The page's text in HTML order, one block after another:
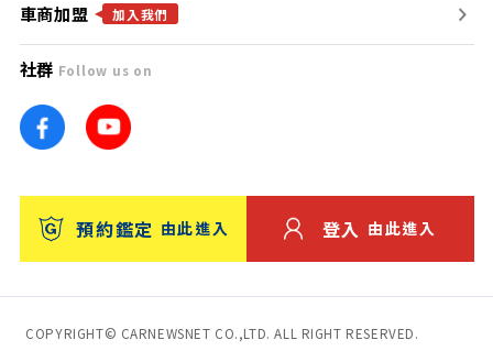
隱私權政策
團隊
車訊網
台灣優良中古車商大獎
找好車
找好店
找海外車
消費者評價
保固
合作夥伴
廣告合作
車商加盟 加入我們
社群 Follow us on
預約鑑定 由此進入 登入 由此進入
COPYRIGHT© CARNEWSNET CO.,LTD. ALL RIGHT RESERVED.